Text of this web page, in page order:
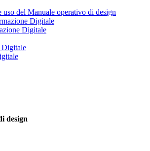
uso del Manuale operativo di design
Digitale
design